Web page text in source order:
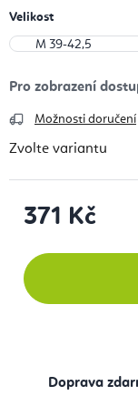
Velikost
Možnosti doručení
Zvolte variantu
371 Kč
Doprava